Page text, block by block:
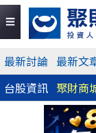
最新討論 最新文
台股資訊 聚財商